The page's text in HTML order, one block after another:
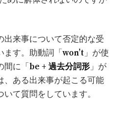
出来事について否定的な受
ます。助動詞「won’t 」が使
間に「be + 過去分詞形 」が
、ある出来事が起こる可能
て質問をしています。